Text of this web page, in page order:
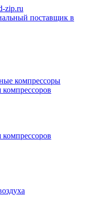
zip.ru
компрессоры
компрессоров